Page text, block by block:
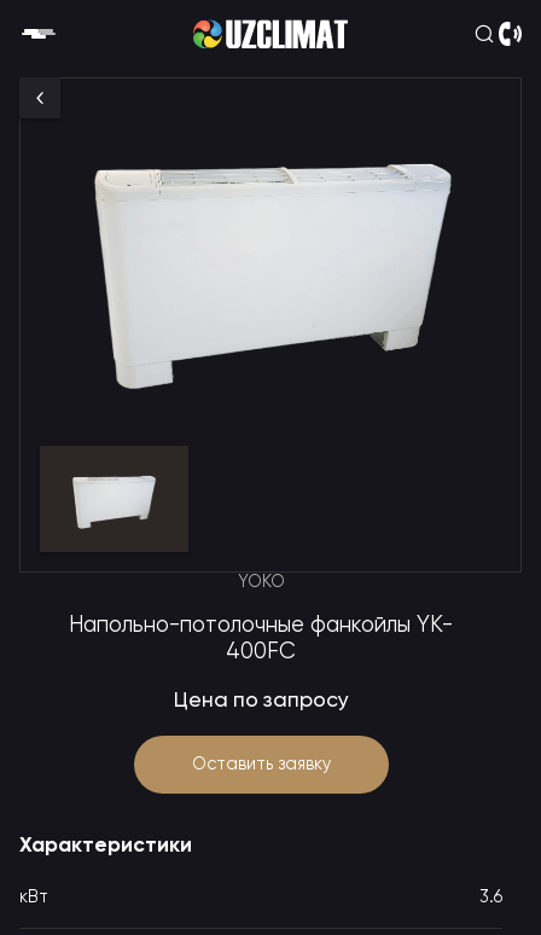
YOKO
Напольно-потолочные фанкойлы YK-
400FC
Цена по запросу
Оставить заявку
Характеристики
кВт 3.6